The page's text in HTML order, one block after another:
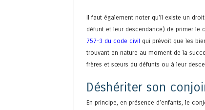
Il faut également noter qu’il existe un
défunt et leur descendance) de primer le
757-3 du code civil qui prévoit que les
trouvant en nature au moment de la
frères et sœurs du défunts ou à leur
Déshériter son
En principe, en présence d’enfants, le